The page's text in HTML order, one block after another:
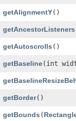
getAlignmentY()
getAncestorListeners
getAutoscrolls ()
getBaseline​(int
getBorder()
getBounds ​(